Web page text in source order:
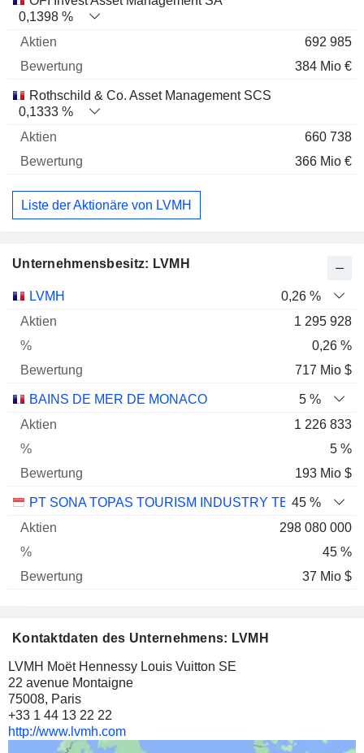
0,1398 %
692 985
384 Mio €
Rothschild & Co. Asset Management SCS
0,1333 %
660 738
366 Mio €
Liste der Aktionäre von LVMH
Unternehmensbesitz: LVMH
Name Aktien
LVMH
0,26 %
1 295 928
0,26 %
717 Mio $
BAINS DE MER DE MONACO
5 %
1 226 833
5 %
193 Mio $
PT SONA TOPAS TOURISM INDUSTRY TBK45 %
298 080 000
45 %
37 Mio $
Kontaktdaten des Unternehmens: LVMH
LVMH Moët Hennessy Louis Vuitton SE
22 avenue Montaigne
75008, Paris
+33 1 44 13 22 22
http://www.lvmh.com